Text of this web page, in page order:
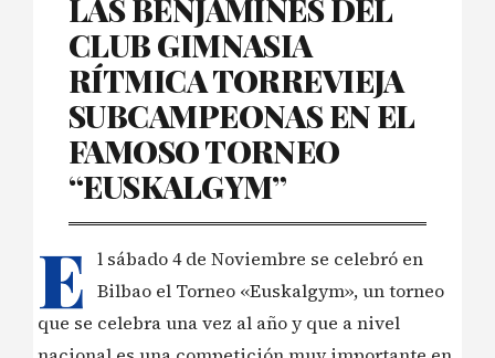
LAS BENJAMINES DEL
CLUB GIMNASIA
RÍTMICA TORREVIEJA
SUBCAMPEONAS EN EL
FAMOSO TORNEO
“EUSKALGYM”
E l sábado 4 de Noviembre se celebró en
Bilbao el Torneo «Euskalgym», un torneo
que se celebra una vez al año y que a nivel